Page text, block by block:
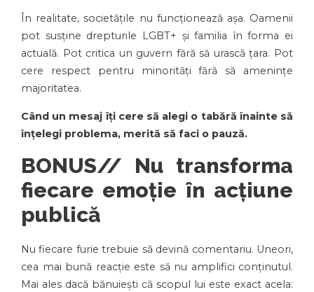
În realitate, societățile nu funcționează așa. Oamenii
pot susține drepturile LGBT+ și familia în forma ei
actuală. Pot critica un guvern fără să urască țara. Pot
cere respect pentru minorități fără să amenințe
majoritatea.
Când un mesaj îți cere să alegi o tabără înainte să
înțelegi problema, merită să faci o pauză.
BONUS// Nu transforma
fiecare emoție în acțiune
publică
Nu fiecare furie trebuie să devină comentariu. Uneori,
cea mai bună reacție este să nu amplifici conținutul.
Mai ales dacă bănuiești că scopul lui este exact acela: